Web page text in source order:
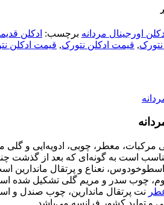
اورجینال مردانه برچسب: ادکلن
, قیمت ادکلن نتورک, قیمت ادکلن
است به گونه‌ای که بعد از گذشت
نعناع و پرتقال ماندارین
چوب سدر و مریم گلی تشکیل شده
نت پرتقال ماندارین، چوب صندل